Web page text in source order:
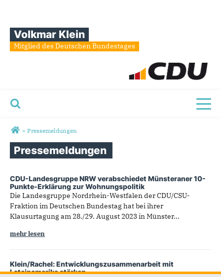
Volkmar Klein
Mitglied des Deutschen Bundestages
Sie sind hier
» Pressemeldungen
Pressemeldungen
CDU-Landesgruppe NRW verabschiedet Münsteraner 10-
Punkte-Erklärung zur Wohnungspolitik
Die Landesgruppe Nordrhein-Westfalen der CDU/CSU-
Fraktion im Deutschen Bundestag hat bei ihrer
Klausurtagung am 28./29. August 2023 in Münster...
mehr lesen
Klein/Rachel: Entwicklungszusammenarbeit mit
Lateinamerika stärken